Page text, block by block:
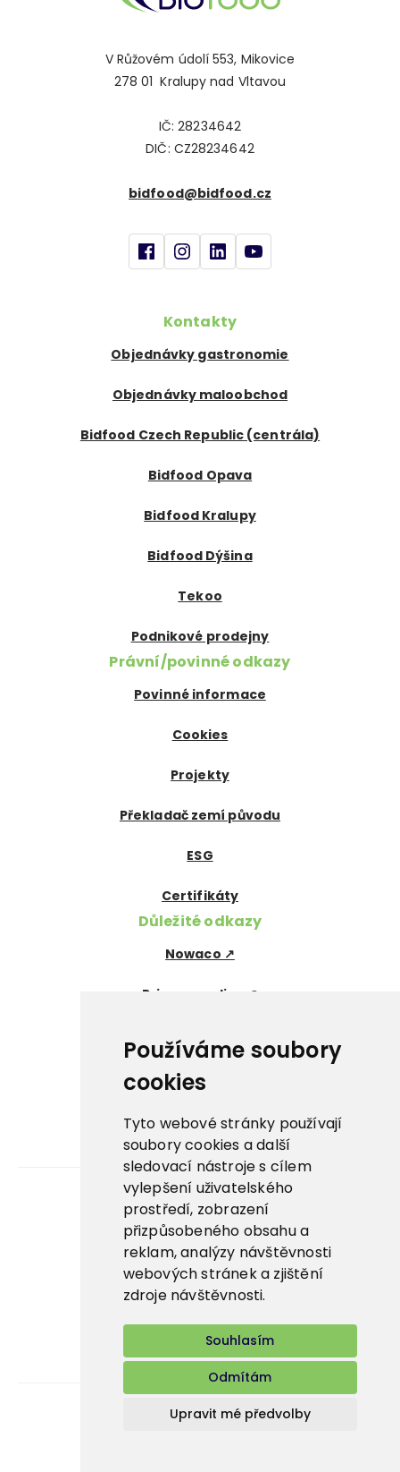
Používáme soubory
cookies
Tyto webové stránky používají
soubory cookies a další
sledovací nástroje s cílem
vylepšení uživatelského
prostředí, zobrazení
přizpůsobeného obsahu a
reklam, analýzy návštěvnosti
webových stránek a zjištění
zdroje návštěvnosti.
Souhlasím
Odmítám
Upravit mé předvolby
V Růžovém údolí 553, Mikovice
278 01 Kralupy nad Vltavou
IČ: 28234642
DIČ: CZ28234642
bidfood@bidfood.cz
Kontakty
Objednávky gastronomie
Objednávky maloobchod
Bidfood Czech Republic (centrála)
Bidfood Opava
Bidfood Kralupy
Bidfood Dýšina
Tekoo
Podnikové prodejny
Právní/povinné odkazy
Povinné informace
Cookies
Projekty
Překladač zemí původu
ESG
Certifikáty
Důležité odkazy
Nowaco ↗
Prima zmrzlina ↗
Pegas Premium ↗
La Panna ↗
Nowaco market ↗
Banquet sous-vide ↗
Kariéra
Aplikace
E-shop